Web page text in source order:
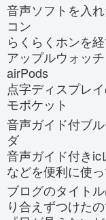
音声ソフトを入
コン
らくらくホンを
アップルウォッチ
airPods
点字ディスプレ
モポケット
音声ガイド付ブ
ダ
音声ガイド付きic
などを便利に使っ
ブログのタイト
り合えずつけたの